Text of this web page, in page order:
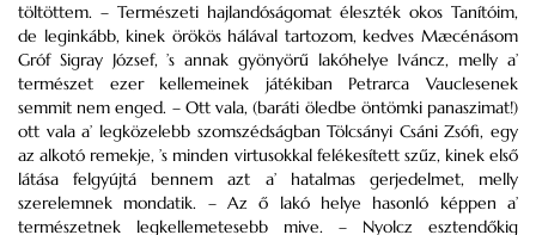
töltöttem. – Természeti hajlandóságomat éleszték okos Tanítóim,
de leginkább, kinek örökös hálával tartozom, kedves Mæcénásom
Gróf Sigray József, ’s annak gyönyörű lakóhelye Iváncz, melly a’
természet ezer kellemeinek játékiban Petrarca Vauclesenek
semmit nem enged. – Ott vala, (baráti öledbe öntömki panaszimat!)
ott vala a’ legközelebb szomszédságban Tölcsányi Csáni Zsófi, egy
az alkotó remekje, ’s minden virtusokkal felékesített szűz, kinek első
látása felgyújtá bennem azt a’ hatalmas gerjedelmet, melly
szerelemnek mondatik. – Az ő lakó helye hasonló képpen a’
természetnek legkellemetesebb mive. – Nyolcz esztendőkig